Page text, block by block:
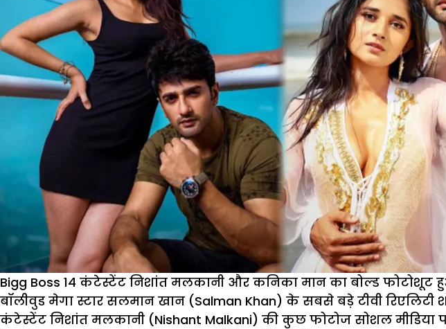
Bigg Boss 14 कंटेस्टेंट निशांत मलकानी और कनिका मान का बोल्ड फोटोशूट
बॉलीवुड मेगा स्टार सलमान खान (Salman Khan) के सबसे बड़े टीवी
कंटेस्टेंट निशांत मलकानी (Nishant Malkani) की कुछ फोटोज सोशल मीडिया